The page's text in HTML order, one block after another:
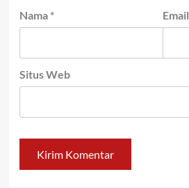
Nama * Email
Situs Web